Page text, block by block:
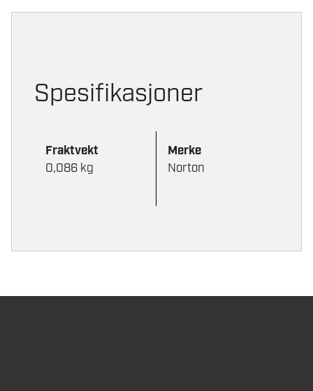
Spesifikasjoner
Fraktvekt
0,086 kg
Merke
Norton